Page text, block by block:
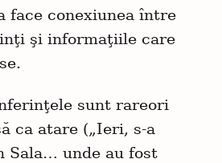
face conexiunea între
şi informaţiile care
sunt rareori
ca atare („Ieri, s-a
Sala… unde au fost